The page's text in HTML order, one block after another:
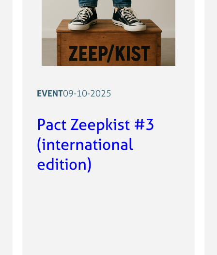
EVENT09-10-2025
Pact Zeepkist #3
(international
edition)